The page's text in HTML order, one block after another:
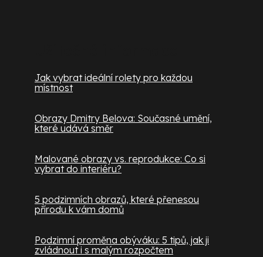
Jak vybrat ideální rolety pro každou
místnost
Obrazy Dmitry Belova: Současné umění,
které udává směr
Malované obrazy vs. reprodukce: Co si
vybrat do interiéru?
5 podzimních obrazů, které přenesou
přírodu k vám domů
Podzimní proměna obýváku: 5 tipů, jak ji
zvládnout i s malým rozpočtem